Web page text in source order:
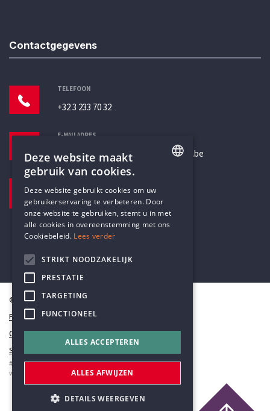
Contactgegevens
TELEFOON
+32 3 233 70 32
E-MAILADRES
secretariaat@humanistischverbond.be
Pottenbrug 4
Antwerpen, 2000
© Humanistisch Verbond 2026
Privacy
Cookiestatement
Sitemap
#codedwithlove byCodelines
webapplicaties
mobiele apps&maatwerk websites
DUTCH
Deze website maakt
gebruik van cookies.
Deze website gebruikt cookies om uw
gebruikerservaring te verbeteren. Door
onze website te gebruiken, stemt u in met
alle cookies in overeenstemming met ons
Cookiebeleid. Lees verder
STRIKT NOODZAKELIJK
PRESTATIE
TARGETING
FUNCTIONEEL
ALLES ACCEPTEREN
ALLES AFWIJZEN
DETAILS WEERGEVEN